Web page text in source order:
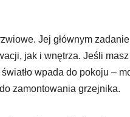
Jej głównym
jak i wnętrza. Jeśli masz
wpada do pokoju –
zamontowania grzejnika.